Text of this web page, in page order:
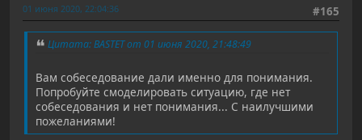
#165
01 июня 2020, 22:04:36
Цитата: BASTET от 01 июня 2020, 21:48:49
Вам собеседование дали именно для понимания.
Попробуйте смоделировать ситуацию, где нет
собеседования и нет понимания... С наилучшими
пожеланиями!